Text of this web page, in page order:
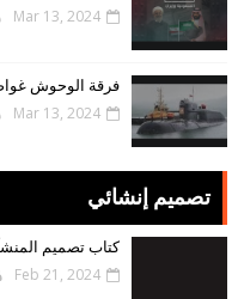
Mar 13, 2024
فرقة الوحوش
Mar 13, 2024
تصميم إنشائي
كتاب تصميم
Feb 21, 2024